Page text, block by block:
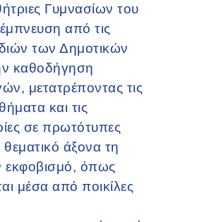
Γυμνασίων του
από τις
των Δημοτικών
καθοδήγηση
μετατρέποντας τις
και τις
σε πρωτότυπες
θεματικό άξονα τη
εκφοβισμό, όπως
μέσα από ποικίλες